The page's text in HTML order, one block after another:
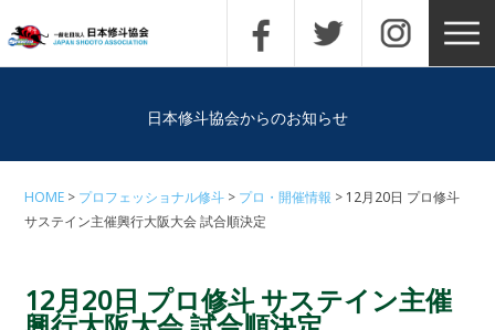
日本修斗協会からのお知らせ
HOME プロフェッショナル修斗 プロ・開催情報
12月20日 プロ修斗
サステイン主催興行大阪大会 試合順決定
12月20日 プロ修斗 サステイン主催